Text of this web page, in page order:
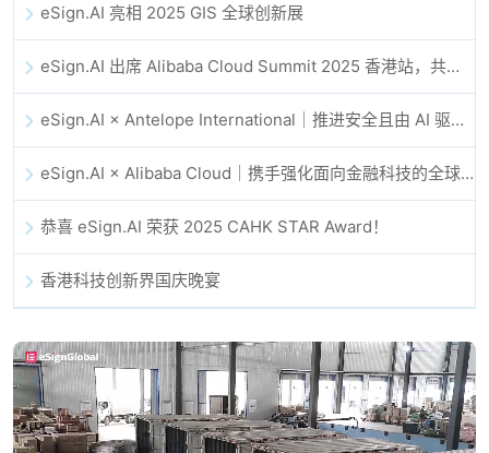
eSign.AI 亮相 2025 GIS 全球创新展
eSign.AI 出席 Alibaba Cloud Summit 2025 香港站，共同探讨 AI 驱动的云创新与数字信任未来
eSign.AI × Antelope International｜推进安全且由 AI 驱动的数字化工作流
eSign.AI × Alibaba Cloud｜携手强化面向金融科技的全球数字信任
恭喜 eSign.AI 荣获 2025 CAHK STAR Award！
香港科技创新界国庆晚宴